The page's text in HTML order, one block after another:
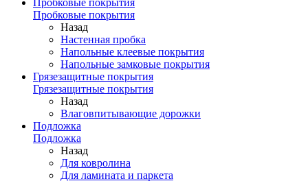
Пробковые покрытия
Пробковые покрытия
Назад
Настенная пробка
Напольные клеевые покрытия
Напольные замковые покрытия
Грязезащитные покрытия
Грязезащитные покрытия
Назад
Влаговпитывающие дорожки
Подложка
Подложка
Назад
Для ковролина
Для ламината и паркета